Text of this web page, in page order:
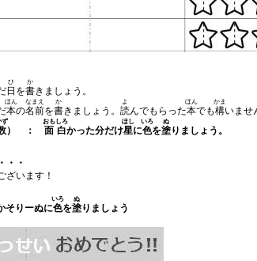
日
ひ
を書
か
きましょう。
本
ほん
の名前
なまえ
を書
か
きましょう。 読
よ
んでもらった本
ほん
でも構
かま
いませ
ず
） ： 面白
おもしろ
かった分だけ星
ほし
に色
いろ
を塗
ぬ
りましょう。
・・
ざいます！
そりーぬに色
いろ
を塗
ぬ
りましょう